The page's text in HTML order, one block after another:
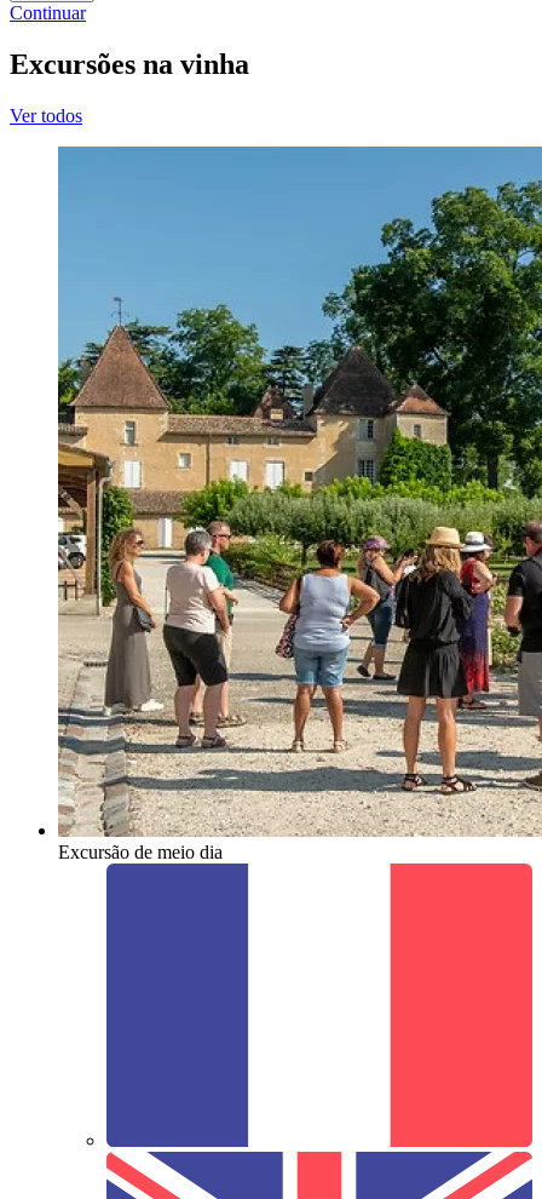
Continuar
Excursões na vinha
Ver todos
Excursão de meio dia